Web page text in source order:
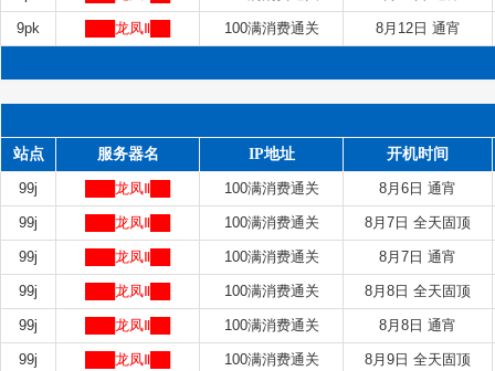
9pk ███龙凤Ⅱ██ 100满消费通关 8月12日 通宵
站点 服务器名 IP地址 开机时间
99j ███龙凤Ⅱ██ 100满消费通关 8月6日 通宵
99j ███龙凤Ⅱ██ 100满消费通关 8月7日 全天固顶
99j ███龙凤Ⅱ██ 100满消费通关 8月7日 通宵
99j ███龙凤Ⅱ██ 100满消费通关 8月8日 全天固顶
99j ███龙凤Ⅱ██ 100满消费通关 8月8日 通宵
99j ███龙凤Ⅱ██ 100满消费通关 8月9日 全天固顶